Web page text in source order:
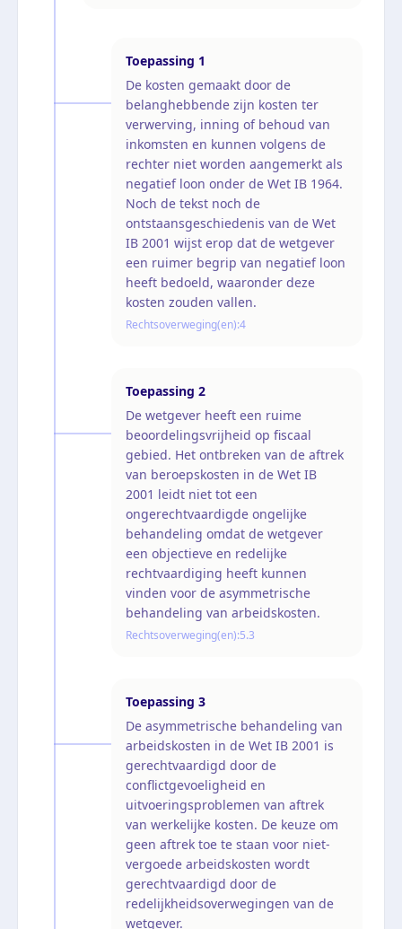
Toepassing 1
De kosten gemaakt door de
belanghebbende zijn kosten ter
verwerving, inning of behoud van
inkomsten en kunnen volgens de
rechter niet worden aangemerkt als
negatief loon onder de Wet IB 1964.
Noch de tekst noch de
ontstaansgeschiedenis van de Wet
IB 2001 wijst erop dat de wetgever
een ruimer begrip van negatief loon
heeft bedoeld, waaronder deze
kosten zouden vallen.
Rechtsoverweging(en):4
Toepassing 2
De wetgever heeft een ruime
beoordelingsvrijheid op fiscaal
gebied. Het ontbreken van de aftrek
van beroepskosten in de Wet IB
2001 leidt niet tot een
ongerechtvaardigde ongelijke
behandeling omdat de wetgever
een objectieve en redelijke
rechtvaardiging heeft kunnen
vinden voor de asymmetrische
behandeling van arbeidskosten.
Rechtsoverweging(en):5.3
Toepassing 3
De asymmetrische behandeling van
arbeidskosten in de Wet IB 2001 is
gerechtvaardigd door de
conflictgevoeligheid en
uitvoeringsproblemen van aftrek
van werkelijke kosten. De keuze om
geen aftrek toe te staan voor niet-
vergoede arbeidskosten wordt
gerechtvaardigd door de
redelijkheidsoverwegingen van de
wetgever.